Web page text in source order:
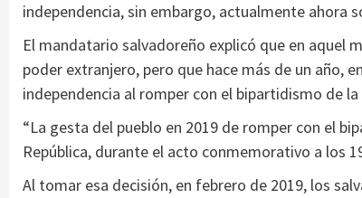
independencia, sin embargo, actualmente ahora
El mandatario salvadoreño explicó que en aquel
poder extranjero, pero que hace más de un año,
independencia al romper con el bipartidismo de
“La gesta del pueblo en 2019 de romper con el
República, durante el acto conmemorativo a los
Al tomar esa decisión, en febrero de 2019, los